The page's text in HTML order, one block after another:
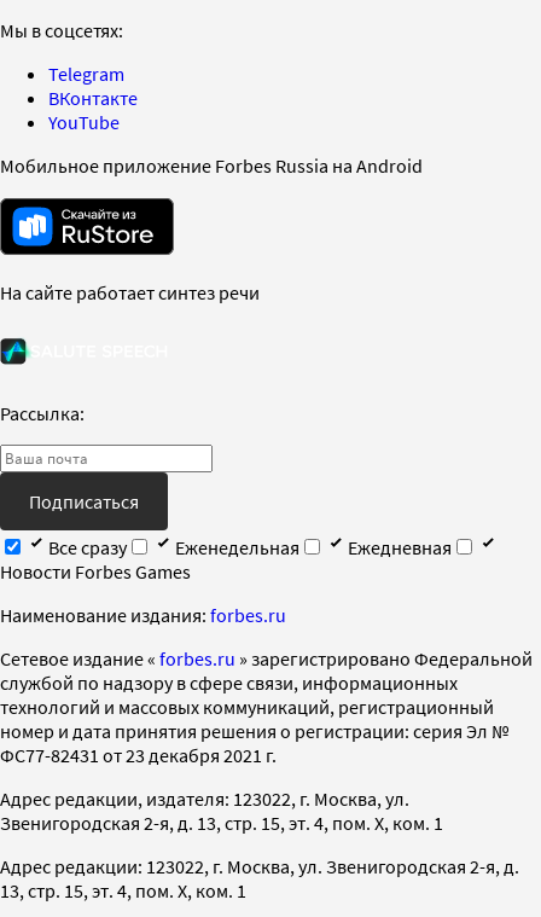
Мы в соцсетях:
Telegram
ВКонтакте
YouTube
Мобильное приложение Forbes Russia на Android
На сайте работает синтез речи
Рассылка:
Подписаться
Все сразу
Еженедельная
Ежедневная
Новости Forbes Games
Наименование издания: forbes.ru
Cетевое издание « forbes.ru » зарегистрировано Федеральной
службой по надзору в сфере связи, информационных
технологий и массовых коммуникаций, регистрационный
номер и дата принятия решения о регистрации: серия Эл №
ФС77-82431 от 23 декабря 2021 г.
Адрес редакции, издателя: 123022, г. Москва, ул.
Звенигородская 2-я, д. 13, стр. 15, эт. 4, пом. X, ком. 1
Адрес редакции: 123022, г. Москва, ул. Звенигородская 2-я, д.
13, стр. 15, эт. 4, пом. X, ком. 1